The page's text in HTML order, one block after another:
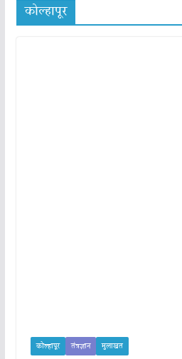
कोल्हापूर
कोल्हापूर तंत्रज्ञान मुलाखत